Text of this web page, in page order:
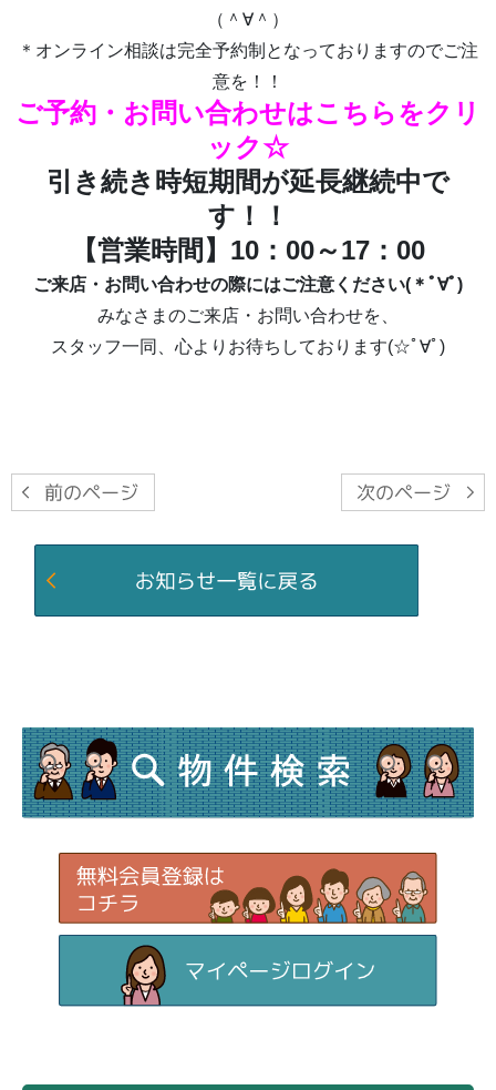
（＾∀＾）
＊オンライン相談は完全予約制となっておりますのでご注
意を！！
ご予約・お問い合わせはこちらをクリ
ック☆
引き続き時短期間が延長継続中で
す！！
【営業時間】10：00～17：00
ご来店・お問い合わせの際にはご注意ください(＊ﾟ∀ﾟ)
みなさまのご来店・お問い合わせを、
スタッフ一同、心よりお待ちしております(☆ﾟ∀ﾟ)